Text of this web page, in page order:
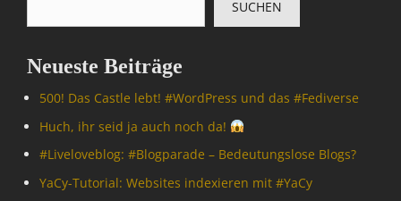
SUCHEN
Neueste Beiträge
500! Das Castle lebt! #WordPress und das #Fediverse
Huch, ihr seid ja auch noch da!
#Livelove­blog: #Blogparade – Bedeutungslose Blogs?
YaCy-Tutorial: Websites indexieren mit #YaCy